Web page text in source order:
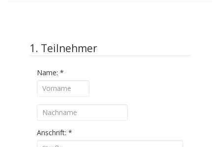
1. Teilnehmer
Name: *
Anschrift: *